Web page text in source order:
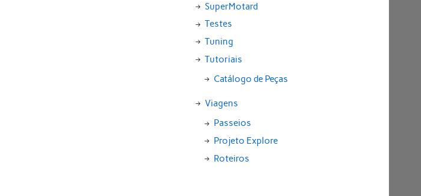
SuperMotard
Testes
Tuning
Tutoriais
Catálogo de Peças
Viagens
Passeios
Projeto Explore
Roteiros